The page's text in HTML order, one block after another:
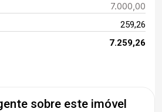
7.000,00
259,26
7.259,26
sobre este imóvel